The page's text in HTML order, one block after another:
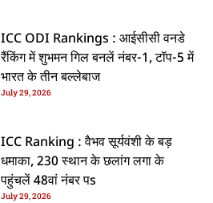
ICC ODI Rankings : आईसीसी वनडे
रैंकिंग में शुभमन गिल बनलें नंबर-1, टॉप-5 में
भारत के तीन बल्लेबाज
July 29, 2026
ICC Ranking : वैभव सूर्यवंशी के बड़
धमाका, 230 स्थान के छलांग लगा के
पहुंचलें 48वां नंबर पs
July 29, 2026